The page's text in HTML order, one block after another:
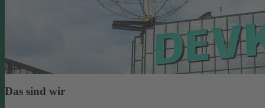
Das sind wir